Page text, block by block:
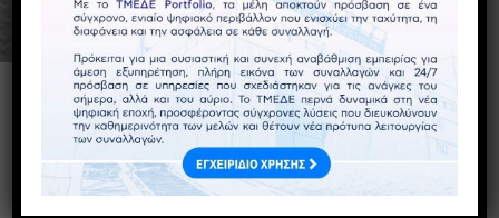
Κωνσταντίνος Μακέδος,
Πρόεδρος ΤΜΕΔΕ, στο
συνέδριο «Ελλάδα 2030»:
«Το 2030 δεν θα κριθούμε